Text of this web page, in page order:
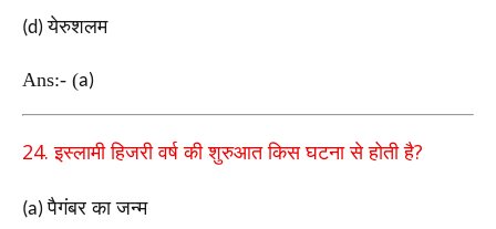
(d)येरुशलम
Ans:- (a)
24.इस्लामी हिजरी वर्ष की शुरुआत किस घटना से होती है?
(a)पैगंबर का जन्म